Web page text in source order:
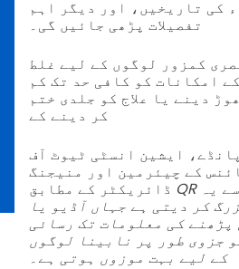
کی تاریخیں، اور دیگر اہم
تفصیلات پڑھی جائیں گی۔
کمزور لوگوں کے لیے غلط
امکانات کو کافی حد تک کم
دینے یا علاج کو جلدی ختم
کر دینے کے
ایشین انسٹی ٹیوٹ آف
کے چیئرمین اور منیجنگ
QR کوڈز شامل کرنے سے یہ
کر دیتی ہے جہاں آڈیو یا
پڑھنے کی معلومات تک رسائی
جزوی طور پر نابینا لوگوں
کے لیے بہت موزوں ہوتی ہے۔